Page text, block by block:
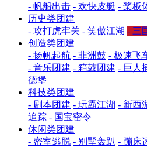
- 帆船出击 - 欢快皮艇 - 桨板
历史类团建
- 攻打虎牢关 - 笑傲江湖 - 三
创造类团建
- 扬帆起航 - 非洲鼓 - 极速飞
- 音乐团建 - 箱鼓团建 - 巨人
德堡
科技类团建
- 剧本团建 - 玩霸江湖 - 新西
追踪 - 国宝密令
休闲类团建
- 密室逃脱 - 别墅轰趴 - 蹦床